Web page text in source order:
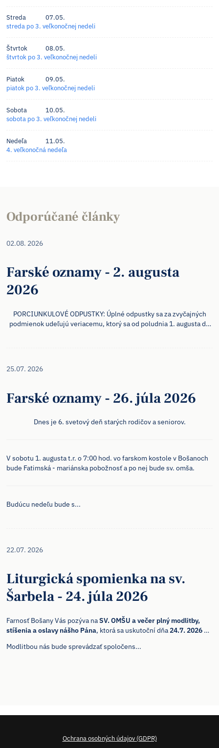
Streda
07.05.
streda po 3. veľkonočnej nedeli
Štvrtok
08.05.
štvrtok po 3. veľkonočnej nedeli
Piatok
09.05.
piatok po 3. veľkonočnej nedeli
Sobota
10.05.
sobota po 3. veľkonočnej nedeli
Nedeľa
11.05.
4. veľkonočná nedeľa
Odporúčané články
02.08. 2026
Farské oznamy - 2. augusta
2026
PORCIUNKULOVÉ ODPUSTKY: Úplné odpustky sa za zvyčajných
podmienok udeľujú veriacemu, ktorý sa od poludnia 1. augusta do
25.07. 2026
Farské oznamy - 26. júla 2026
Dnes je 6. svetový deň starých rodičov a seniorov.
V sobotu 1. augusta t.r. o 7:00 hod. vo farskom kostole v Bošanoch
bude Fatimská - mariánska pobožnosť a po nej bude sv. omša.
Budúcu nedeľu bude s...
22.07. 2026
Liturgická spomienka na sv.
Šarbela - 24. júla 2026
Farnosť Bošany Vás pozýva naSV. OMŠU a večer plný modlitby,
stíšenia a oslavy nášho Pána, ktorá sa uskutoční dňa24.7. 2026 od
Modlitbou nás bude sprevádzať spoločens...
Ochrana osobných údajov (GDPR)